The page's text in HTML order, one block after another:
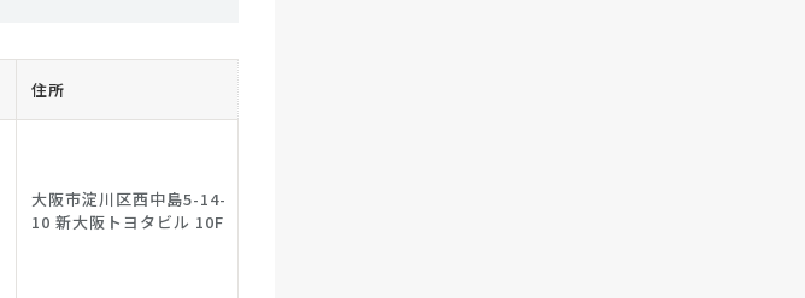
住所
大阪市淀川区西中島5-14-
10 新大阪トヨタビル 10F